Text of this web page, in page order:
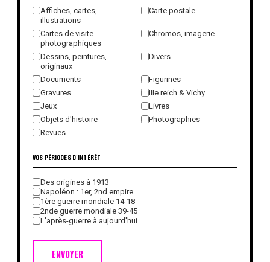
Affiches, cartes,
illustrations
Carte postale
Cartes de visite
photographiques
Chromos, imagerie
Dessins, peintures,
originaux
Divers
Documents
Figurines
Gravures
IIIe reich & Vichy
Jeux
Livres
Objets d'histoire
Photographies
Revues
ENVOYER
VOS PÉRIODES D'INTÉRÊT
Des origines à 1913
Napoléon : 1er, 2nd empire
1ère guerre mondiale 14-18
2nde guerre mondiale 39-45
L'après-guerre à aujourd'hui